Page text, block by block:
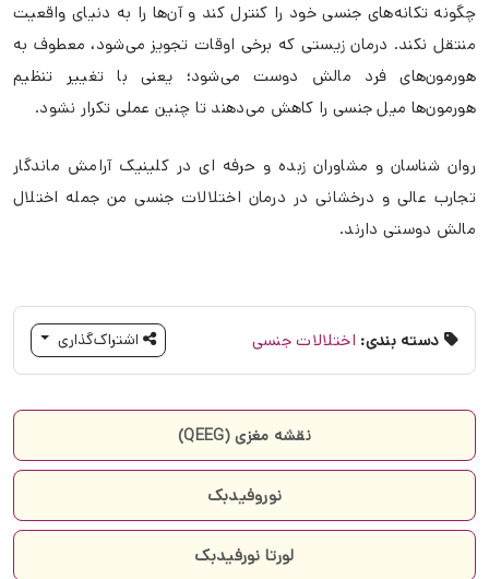
چگونه تکانه‌های جنسی خود را کنترل کند و آن‌ها را به دنیای واقعیت
منتقل نکند. درمان زیستی که برخی اوقات تجویز می‌شود، معطوف به
هورمون‌های فرد مالش دوست می‌شود؛ یعنی با تغییر تنظیم
هورمون‌ها میل جنسی را کاهش می‌دهند تا چنین عملی تکرار نشود.
روان شناسان و مشاوران زبده و حرفه ای در کلینیک آرامش ماندگار
تجارب عالی و درخشانی در درمان اختلالات جنسی من جمله اختلال
مالش دوستی دارند.
دسته بندی: اختلالات جنسی اشتراک‌گذاری
نقشه مغزی (QEEG)
نوروفیدبک
لورتا نورفیدبک